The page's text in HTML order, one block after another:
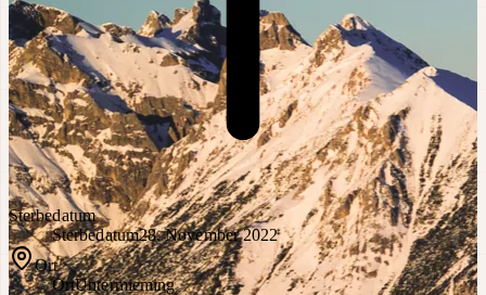
Sterbedatum
Sterbedatum28. November 2022
Ort
OrtUntermieming